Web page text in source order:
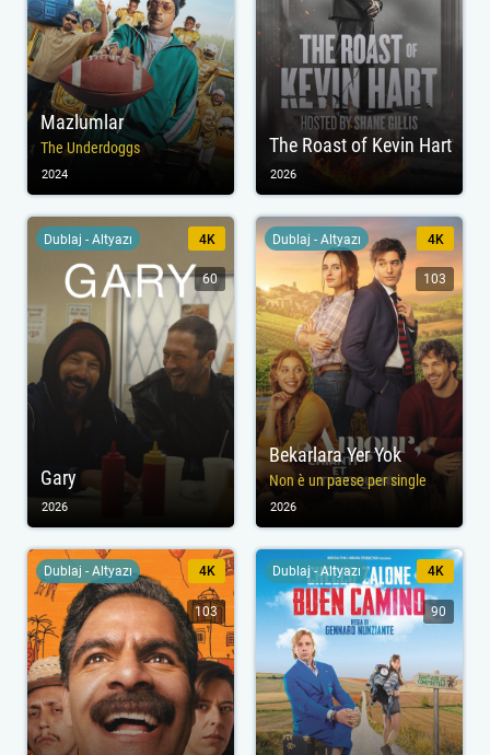
Mazlumlar
The Underdoggs
2024
The Roast of Kevin Hart
2026
Gary
Dublaj - Altyazı 4K
60
2026
Bekarlara Yer Yok
Non è un paese per single
Dublaj - Altyazı 4K
103
2026
Dublaj - Altyazı 4K
103
Dublaj - Altyazı 4K
90